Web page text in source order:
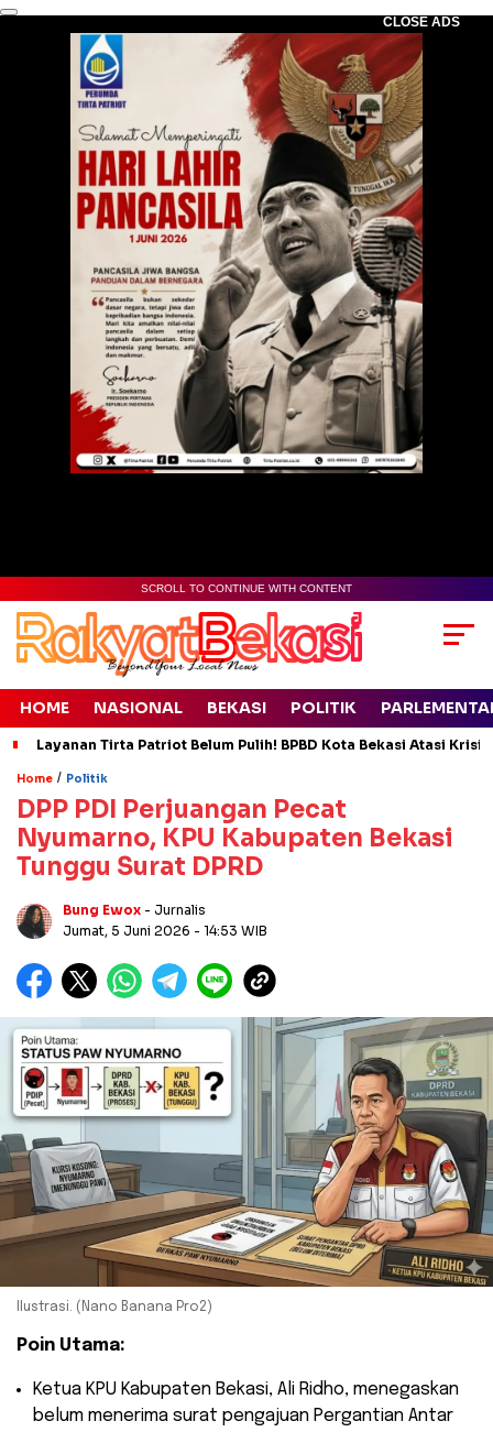
CLOSE ADS
SCROLL TO CONTINUE WITH CONTENT
HOME NASIONAL BEKASI POLITIK
Layanan Tirta Patriot Belum Pulih! BPBD Kota Bekasi Atasi
Home / Politik
DPP PDI Perjuangan Pecat
Nyumarno, KPU Kabupaten Bekasi
Tunggu Surat DPRD
Bung Ewox - Jurnalis
Jumat, 5 Juni 2026 - 14:53 WIB
Ilustrasi. (Nano Banana Pro2)
Poin Utama:
​Ketua KPU Kabupaten Bekasi, Ali Ridho, menegaskan
belum menerima surat pengajuan Pergantian Antar